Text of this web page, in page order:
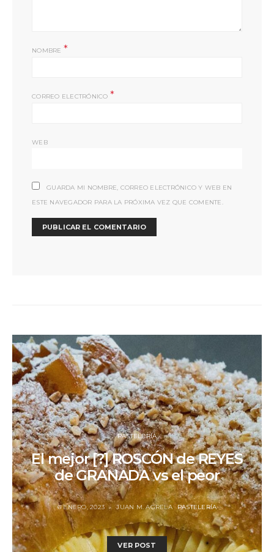
NOMBRE *
CORREO ELECTRÓNICO *
WEB
GUARDA MI NOMBRE, CORREO ELECTRÓNICO Y WEB EN
ESTE NAVEGADOR PARA LA PRÓXIMA VEZ QUE COMENTE.
PASTELERÍA
El mejor [?] ROSCÓN de REYES
de GRANADA vs el peor
6 ENERO, 2023 JUAN M. AGRELA PASTELERÍA
VER POST